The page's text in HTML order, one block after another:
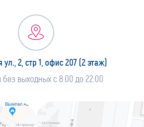
ул., 2, стр 1, офис 207 (2 этаж)
без выходных с 8:00 до 22:00